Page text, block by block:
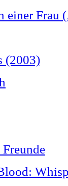
einer Frau
(2003)